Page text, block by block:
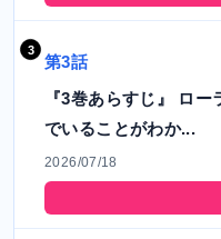
第3話
『3巻あらすじ』 ロ
でいることがわか...
2026/07/18